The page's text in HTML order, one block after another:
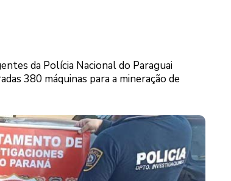
da Polícia Nacional do Paraguai
380 máquinas para a mineração de